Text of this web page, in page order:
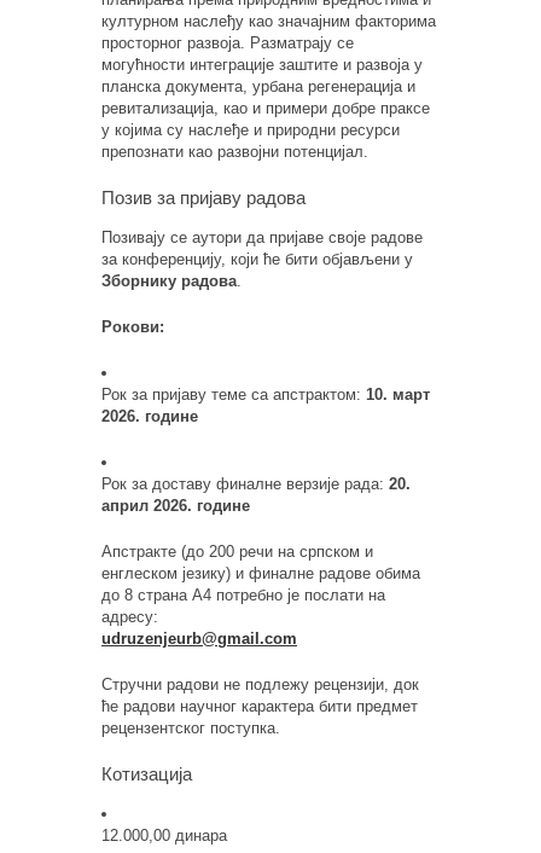
културном наслеђу као значајним факторима
просторног развоја. Разматрају се
могућности интеграције заштите и развоја у
планска документа, урбана регенерација и
ревитализација, као и примери добре праксе
у којима су наслеђе и природни ресурси
препознати као развојни потенцијал.
Позив за пријаву радова
Позивају се аутори да пријаве своје радове
за конференцију, који ће бити објављени у
Зборнику радова
Рокови:
Рок за пријаву теме са апстрактом: 10. март
2026. године
Рок за доставу финалне верзије рада: 20.
април 2026. године
Апстракте (до 200 речи на српском и
енглеском језику) и финалне радове обима
до 8 страна А4 потребно је послати на
адресу:
udruzenjeurb@gmail.com
Стручни радови не подлежу рецензији, док
ће радови научног карактера бити предмет
рецензентског поступка.
Котизација
12.000,00 динара